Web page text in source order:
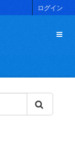
ログイン